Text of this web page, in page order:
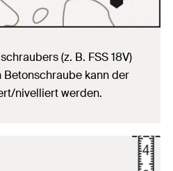
(z. B. FSS 18V)
kann der
nivelliert werden.